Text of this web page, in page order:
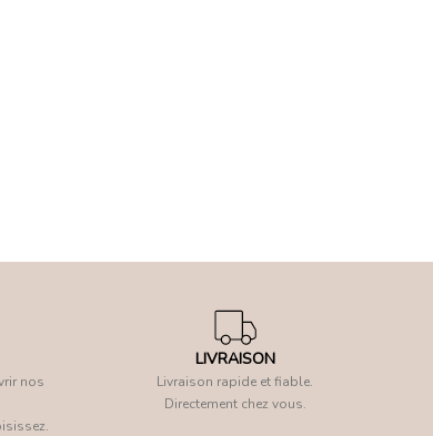
nos
LIVRAISON
Livraison rapide et fiable.
Directement chez vous.